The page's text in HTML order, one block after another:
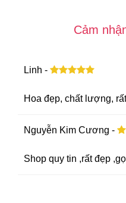
Cảm
Linh -
Hoa đẹp, chất lượng,
Nguyễn Kim Cương -
Shop quy tin ,rất đẹp